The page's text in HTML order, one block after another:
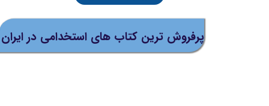
پرفروش ترین کتاب های استخدامی در ایران